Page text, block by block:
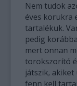
Nem tudok
éves korukra
tartalékuk.
pedig
mert onnan
torokszorító
játszik, akiket
fenn kell